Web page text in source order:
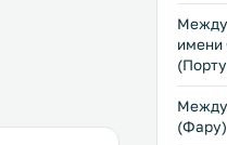
имени
(Фару)